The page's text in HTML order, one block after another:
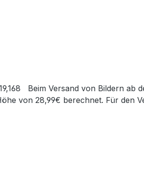
von 28,99€ berechnet. Für den